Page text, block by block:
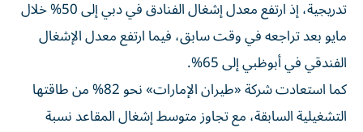
تدريجية، إذ ارتفع معدل إشغال الفنادق في دبي إلى 50% خلال
مايو بعد تراجعه في وقت سابق، فيما ارتفع معدل الإشغال
الفندقي في أبوظبي إلى 65%.
كما استعادت شركة «طيران الإمارات» نحو 82% من طاقتها
التشغيلية السابقة، مع تجاوز متوسط إشغال المقاعد نسبة